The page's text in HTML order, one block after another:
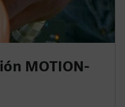
MOTION-